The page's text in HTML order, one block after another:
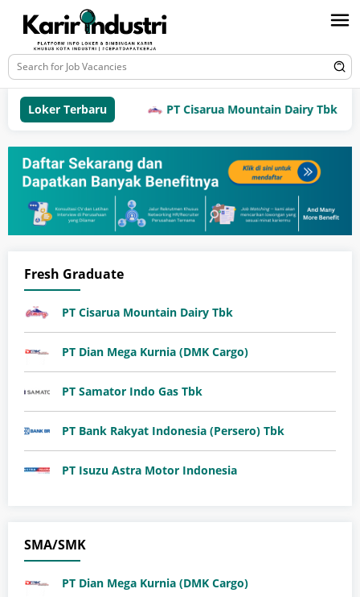
Loker Terbaru PT Cisarua Mountain Dairy Tbk
Fresh Graduate
PT Cisarua Mountain Dairy Tbk
PT Dian Mega Kurnia (DMK Cargo)
PT Samator Indo Gas Tbk
PT Bank Rakyat Indonesia (Persero) Tbk
PT Isuzu Astra Motor Indonesia
SMA/SMK
PT Dian Mega Kurnia (DMK Cargo)